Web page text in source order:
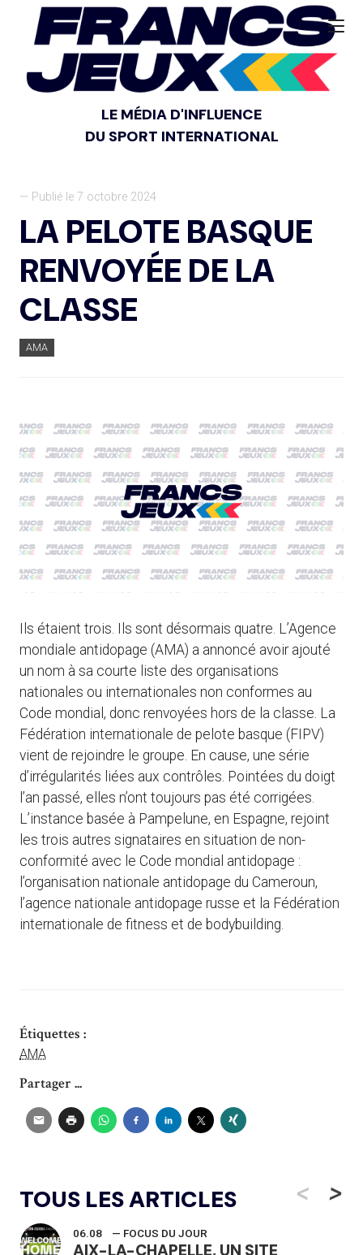
LE MÉDIA D'INFLUENCE
DU SPORT INTERNATIONAL
— Publié le 7 octobre 2024
LA PELOTE BASQUE
RENVOYÉE DE LA
CLASSE
AMA
Ils étaient trois. Ils sont désormais quatre. L’Agence
mondiale antidopage (AMA) a annoncé avoir ajouté
un nom à sa courte liste des organisations
nationales ou internationales non conformes au
Code mondial, donc renvoyées hors de la classe. La
Fédération internationale de pelote basque (FIPV)
vient de rejoindre le groupe. En cause, une série
d’irrégularités liées aux contrôles. Pointées du doigt
l’an passé, elles n’ont toujours pas été corrigées.
L’instance basée à Pampelune, en Espagne, rejoint
les trois autres signataires en situation de non-
conformité avec le Code mondial antidopage :
l’organisation nationale antidopage du Cameroun,
l’agence nationale antidopage russe et la Fédération
internationale de fitness et de bodybuilding.
Étiquettes :
AMA
Partager ...
TOUS LES ARTICLES <
06.08 — FOCUS DU JOUR
AIX-LA-CHAPELLE, UN SITE
>